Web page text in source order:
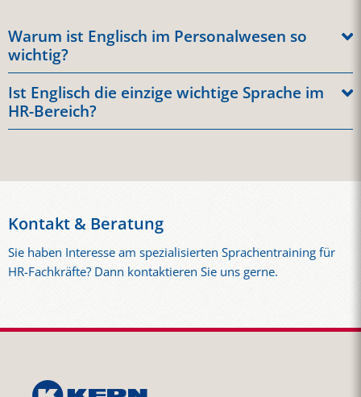
Warum ist Englisch im Personalwesen so
wichtig?
Aufgrund der Globalisierung und der Notwendigkeit, mit
internationalen Talenten zu kommunizieren.
Ist Englisch die einzige wichtige Sprache im
HR-Bereich?
wichtig sein. Fragen Sie uns gerne an, wenn Sie sich für
Kontakt & Beratung
Sie haben Interesse am spezialisierten Sprachentraining für
HR-Fachkräfte? Dann kontaktieren Sie uns gerne.